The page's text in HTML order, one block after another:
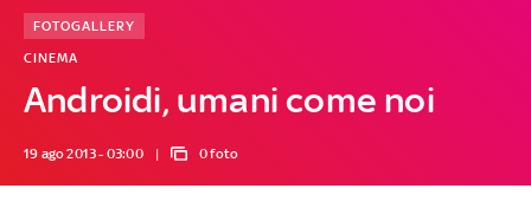
Androidi, umani come noi
CINEMA
FOTOGALLERY
19 ago 2013 - 03:00 0 foto